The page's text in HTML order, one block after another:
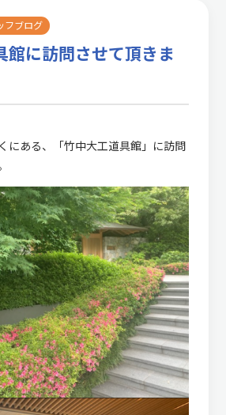
フブログ
館に訪問させて頂きま
にある、「竹中大工道具館」に訪問